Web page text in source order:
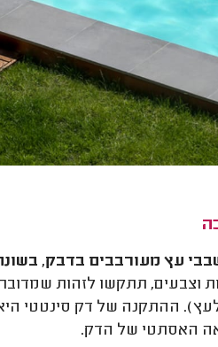
עץ מעורבבים בדבק,
וצבעים, תתקשו לזהות
ההתקנה של דק סינטטי
האסתטי של הדק.